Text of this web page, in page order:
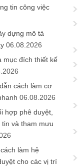
tin công việc
dựng mô tả
06.08.2026
mục đích thiết kế
cách làm cơ
06.08.2026
hợp phê duyệt,
và tham mưu
làm hệ
cho các vị trí